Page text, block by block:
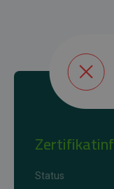
Status